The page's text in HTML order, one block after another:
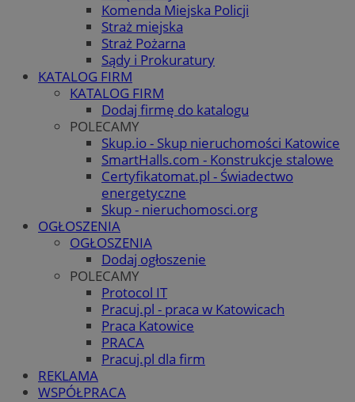
Komenda Miejska Policji
Straż miejska
Straż Pożarna
Sądy i Prokuratury
KATALOG FIRM
KATALOG FIRM
Dodaj firmę do katalogu
POLECAMY
Skup.io - Skup nieruchomości Katowice
SmartHalls.com - Konstrukcje stalowe
Certyfikatomat.pl - Świadectwo
energetyczne
Skup - nieruchomosci.org
OGŁOSZENIA
OGŁOSZENIA
Dodaj ogłoszenie
POLECAMY
Protocol IT
Pracuj.pl - praca w Katowicach
Praca Katowice
PRACA
Pracuj.pl dla firm
REKLAMA
WSPÓŁPRACA